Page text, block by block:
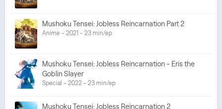
Mushoku Tensei: Jobless Reincarnation Part 2
Anime - 2021 - 23 min/ep
Mushoku Tensei: Jobless Reincarnation - Eris the
Goblin Slayer
Special - 2022 - 23 min/ep
Mushoku Tensei: Jobless Reincarnation 2